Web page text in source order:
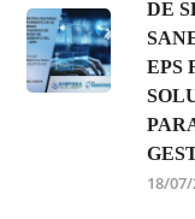
DE
EPS
18/